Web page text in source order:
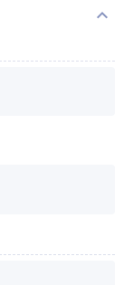
expand_more